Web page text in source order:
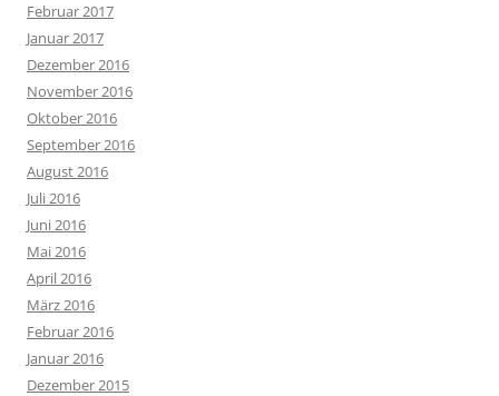
Februar 2017
Januar 2017
Dezember 2016
November 2016
Oktober 2016
September 2016
August 2016
Juli 2016
Juni 2016
Mai 2016
April 2016
März 2016
Februar 2016
Januar 2016
Dezember 2015